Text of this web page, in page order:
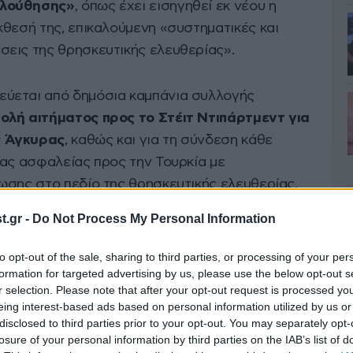
- Do Not Process My Personal Information
opt-out of the sale, sharing to third parties, or processing of your
for targeted advertising by us, please use the below opt-out
selection. Please note that after your opt-out request is processed
interest-based ads based on personal information utilized by us
to third parties prior to your opt-out. You may separately
of your personal information by third parties on the IAB’s list of
, όπως έχει εισηγηθεί εκ νέου η
της, επικαλούμενη «συστηματικές και
της θρησκευτικής ελευθερίας».
από δημόσια καμπάνια συλλογής
αιτήματος προς το Στέιτ Ντιπάρτμεντ για
Άγκυρας, καθώς και για τη σύνδεση κάθε
ασφαλείας προς την Τουρκία με
στο πεδίο της θρησκευτικής ελευθερίας.
την Τουρκία
περιορισμούς στη νομική αναγνώριση
θρησκευτική έκφραση,εμπόδια στη
ξένων χριστιανών ιερωμένων με
επισημαίνει την απουσία προόδου σε